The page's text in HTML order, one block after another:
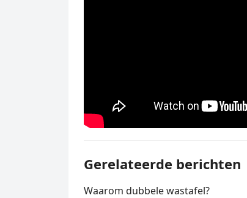
Gerelateerde berichten
Waarom dubbele wastafel?